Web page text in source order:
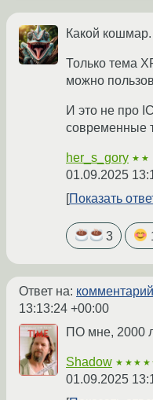
Какой кошмар.
Только тема
можно
И это не про
современные
her_s_gory ★★
01.09.2025
Показать
3
Ответ на: комментарий
13:13:24 +00:00
ПО мне, 2000
Shadow
01.09.2025